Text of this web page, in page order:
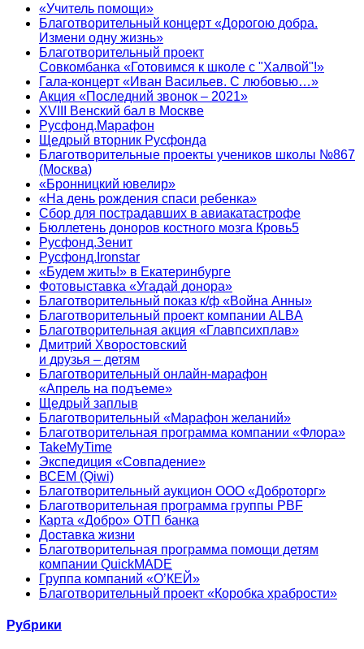
«Учитель помощи»
Благотворительный концерт «Дорогою добра.
Измени одну жизнь»
Благотворительный проект
Совкомбанка «Готовимся к школе с "Халвой"!»
Гала-концерт «Иван Васильев. С любовью…»
Акция «Последний звонок – 2021»
XVIII Венский бал в Москве
Русфонд.Марафон
Щедрый вторник Русфонда
Благотворительные проекты учеников школы №867
(Москва)
«Бронницкий ювелир»
«На день рождения спаси ребенка»
Сбор для пострадавших в авиакатастрофе
Бюллетень доноров костного мозга Кровь5
Русфонд.Зенит
Русфонд.Ironstar
«Будем жить!» в Екатеринбурге
Фотовыставка «Угадай донора»
Благотворительный показ к/ф «Война Анны»
Благотворительный проект компании ALBA
Благотворительная акция «Главпсихплав»
Дмитрий Хворостовский
и друзья – детям
Благотворительный онлайн‑марафон
«Апрель на подъеме»
Щедрый заплыв
Благотворительный «Марафон желаний»
Благотворительная программа компании «Флора»
TakeMyTime
Экспедиция «Совпадение»
ВСЕМ (Qiwi)
Благотворительный аукцион ООО «Доброторг»
Благотворительная программа группы PBF
Карта «Добро» ОТП банка
Доставка жизни
Благотворительная программа помощи детям
компании QuickMADE
Группа компаний «О’КЕЙ»
Благотворительный проект «Коробка храбрости»
Рубрики